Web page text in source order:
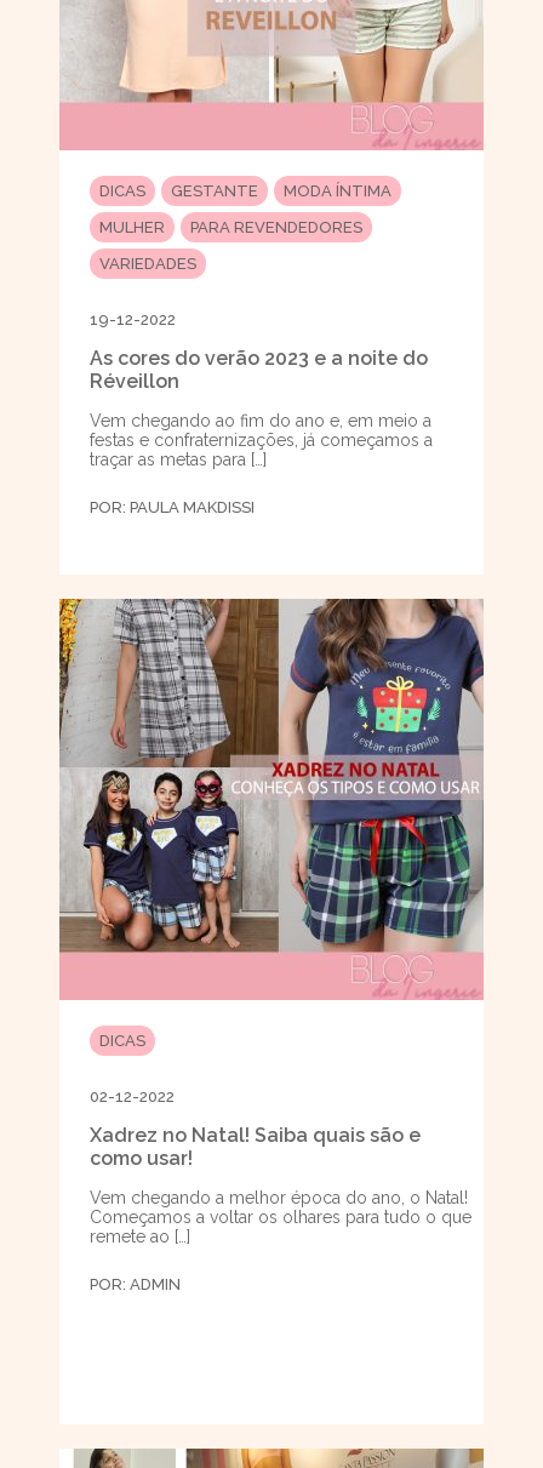
DICAS GESTANTE
MODA ÍNTIMA
MULHER
PARA REVENDEDORES
VARIEDADES
19-12-2022
As cores do verão 2023 e a noite do
Réveillon
Vem chegando ao fim do ano e, em meio a
festas e confraternizações, já começamos a
traçar as metas para […]
POR: PAULA MAKDISSI
DICAS
02-12-2022
Xadrez no Natal! Saiba quais são e
como usar!
Vem chegando a melhor época do ano, o Natal!
Começamos a voltar os olhares para tudo o que
remete ao […]
POR: ADMIN